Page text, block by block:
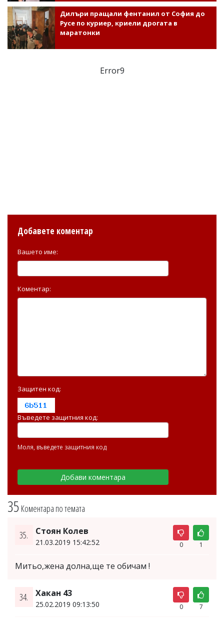
Дилъри пращали фентанил от София до
Русе по куриер, криели дрогата в
маратонки
Error9
35 Коментара по темата
35. Стоян Колев
21.03.2019 15:42:52 0 1
Митьо,жена долна,ще те обичам !
34. Хакан 43
25.02.2019 09:13:50 0 7
Добавете коментар
Вашето име:
Коментар:
Защитен код:
Въведете защитния код:
Моля, въведете защитния код